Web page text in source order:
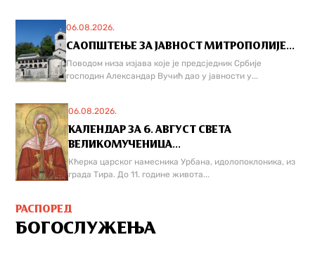
06.08.2026.
САОПШТЕЊЕ ЗА ЈАВНОСТ МИТРОПОЛИЈЕ...
Поводом низа изјава које је предсједник Србије
господин Александар Вучић дао у јавности у...
06.08.2026.
КАЛЕНДАР ЗА 6. АВГУСТ СВЕТА
ВЕЛИКОМУЧЕНИЦА...
Кћерка царског намесника Урбана, идолопоклоника, из
града Тира. До 11. године живота...
РАСПОРЕД
БОГОСЛУЖЕЊА